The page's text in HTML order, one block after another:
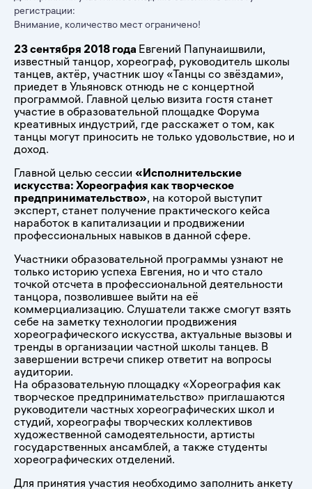
регистрации:
Внимание, количество мест ограничено!
23 сентября 2018 года Евгений Папунаишвили,
известный танцор, хореограф, руководитель школы
танцев, актёр, участник шоу «Танцы со звёздами»,
приедет в Ульяновск отнюдь не с концертной
программой. Главной целью визита гостя станет
участие в образовательной площадке Форума
креативных индустрий, где расскажет о том, как
танцы могут приносить не только удовольствие, но и
доход.
Главной целью сессии «Исполнительские
искусства: Хореография как творческое
предпринимательство», на которой выступит
эксперт, станет получение практического кейса
наработок в капитализации и продвижении
профессиональных навыков в данной сфере.
Участники образовательной программы узнают не
только историю успеха Евгения, но и что стало
точкой отсчета в профессиональной деятельности
танцора, позволившее выйти на её
коммерциализацию. Слушатели также смогут взять
себе на заметку технологии продвижения
хореографического искусства, актуальные вызовы и
тренды в организации частной школы танцев. В
завершении встречи спикер ответит на вопросы
аудитории.
На образовательную площадку «Хореография как
творческое предпринимательство» приглашаются
руководители частных хореографических школ и
студий, хореографы творческих коллективов
художественной самодеятельности, артисты
государственных ансамблей, а также студенты
хореографических отделений.
Для принятия участия необходимо заполнить анкету